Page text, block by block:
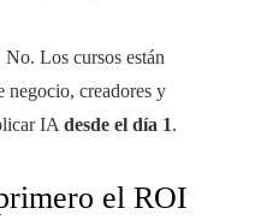
No. Los cursos están
negocio, creadores y
IA desde el día 1.
el ROI